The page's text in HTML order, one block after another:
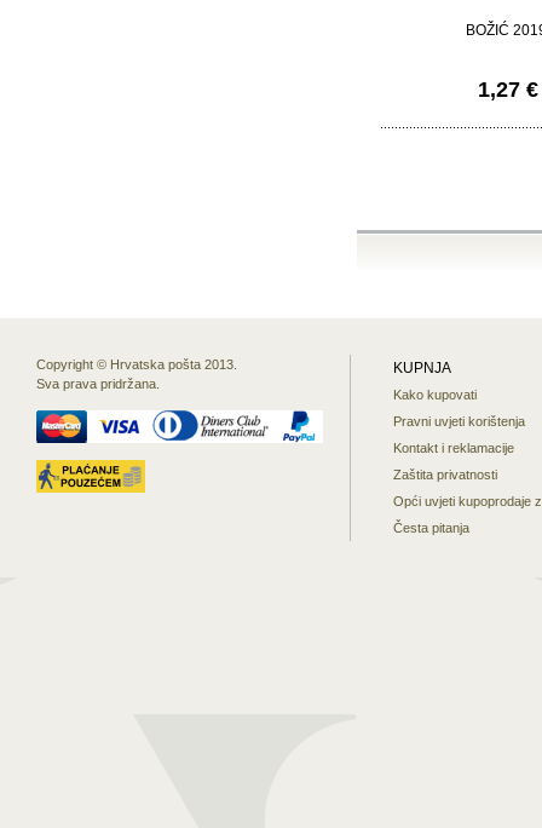
BOŽIĆ
1,27 €
Copyright © Hrvatska pošta 2013.
Sva prava pridržana.
KUPNJA
Kako kupovati
Pravni uvjeti korištenja
Kontakt i reklamacije
Zaštita privatnosti
Opći uvjeti kupoprodaje
Česta pitanja